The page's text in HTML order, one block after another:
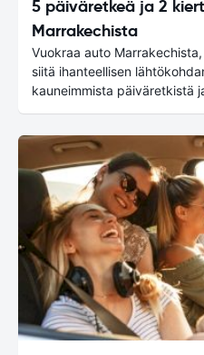
5 päiväretkeä ja 2
Marrakechista
Vuokraa auto
siitä ihanteellisen
kauneimmista päiväretkistä